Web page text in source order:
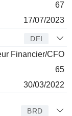
67
17/07/2023
DFI
Financier/CFO
65
30/03/2022
BRD